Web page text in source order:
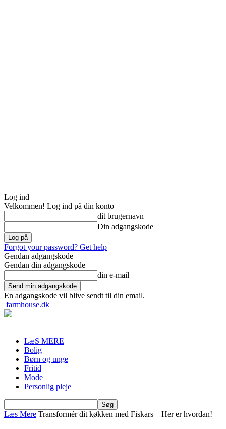
Log ind
Velkommen! Log ind på din konto
dit brugernavn
Din adgangskode
Forgot your password? Get help
Gendan adgangskode
Gendan din adgangskode
din e-mail
En adgangskode vil blive sendt til din email.
farmhouse.dk
LæS MERE
Bolig
Børn og unge
Fritid
Mode
Personlig pleje
Læs Mere Transformér dit køkken med Fiskars – Her er hvordan!